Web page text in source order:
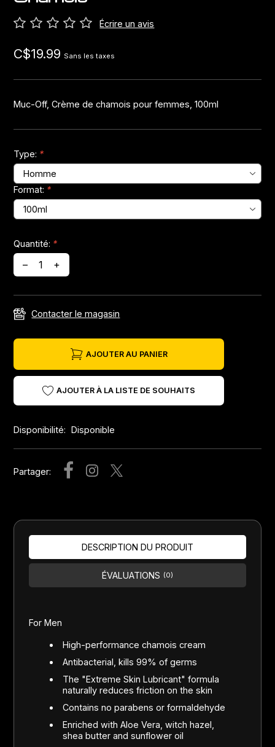
Écrire un avis
C$19.99 Sans les taxes
Muc-Off, Crème de chamois pour femmes, 100ml
Type: *
Format: *
Quantité: *
– +
Contacter le magasin
AJOUTER AU PANIER
AJOUTER À LA LISTE DE SOUHAITS
Disponibilité: Disponible
Partager:
DESCRIPTION DU PRODUIT
ÉVALUATIONS (0)
For Men
High-performance chamois cream
Antibacterial, kills 99% of germs
The "Extreme Skin Lubricant" formula
naturally reduces friction on the skin
Contains no parabens or formaldehyde
Enriched with Aloe Vera, witch hazel,
shea butter and sunflower oil
Jeux de direction
Fourches